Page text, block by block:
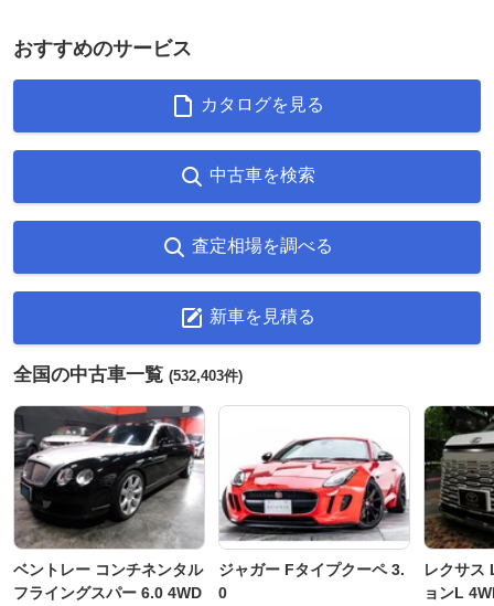
おすすめのサービス
カタログを見る
中古車を検索
査定相場を調べる
新車を見積る
全国の中古車一覧 (532,403件)
ベントレー コンチネンタル
フライングスパー 6.0 4WD
ジャガー Fタイプクーペ 3.
0
レクサス
ョンL